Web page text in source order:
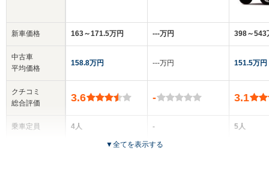
新車価格
中古車
平均価格
クチコミ
総合評価
乗車定員
163～171.5万円
158.8万円
3.6
4人
‐‐‐万円
‐‐‐万円
-
-
2～4ドア
398～543
151.5万円
3.1
5人
▼全てを表示する